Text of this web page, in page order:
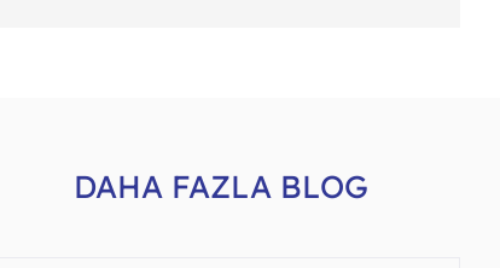
DAHA FAZLA BLOG